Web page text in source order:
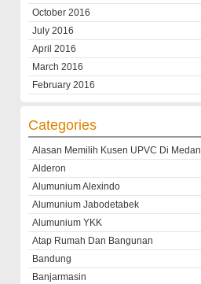
October 2016
July 2016
April 2016
March 2016
February 2016
Categories
Alasan Memilih Kusen UPVC Di Medan
Alderon
Alumunium Alexindo
Alumunium Jabodetabek
Alumunium YKK
Atap Rumah Dan Bangunan
Bandung
Banjarmasin